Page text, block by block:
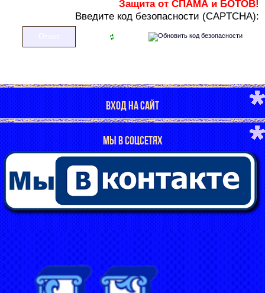
Защита от СПАМА и БОТОВ!
Введите код безопасности (CAPTCHA):
ВХОД НА САЙТ
МЫ В СОЦСЕТЯХ